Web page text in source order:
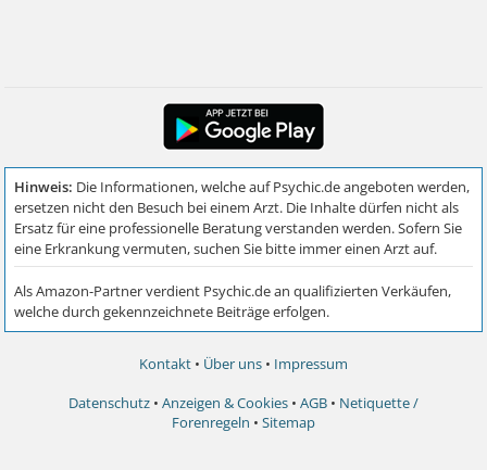
Kontakt • Über uns • Impressum
Datenschutz • Anzeigen & Cookies • AGB • Netiquette /
Forenregeln • Sitemap